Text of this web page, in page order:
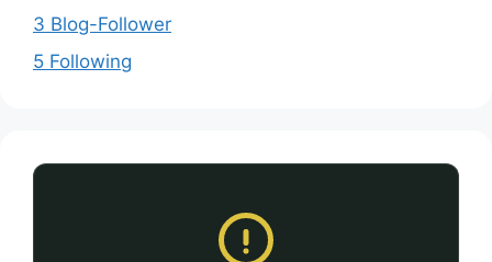
3 Blog-Follower
5 Following